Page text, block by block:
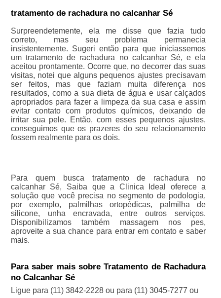
tratamento de rachadura no calcanhar Sé
Surpreendetemente, ela me disse que fazia tudo
correto, mas seu problema permanecia
insistentemente. Sugeri então para que iniciassemos
um tratamento de rachadura no calcanhar Sé, e ela
aceitou prontamente. Ocorre que, no decorrer das suas
visitas, notei que alguns pequenos ajustes precisavam
ser feitos, mas que faziam muita diferença nos
resultados, como a sua dieta de água e usar calçados
apropriados para fazer a limpeza da sua casa e assim
evitar contato com produtos químicos, deixando de
irritar sua pele. Então, com esses pequenos ajustes,
conseguimos que os prazeres do seu relacionamento
fossem realmente para os dois.
Para quem busca tratamento de rachadura no
calcanhar Sé, Saiba que a Clinica Ideal oferece a
solução que você precisa no segmento de podologia,
por exemplo, palmilhas ortopédicas, palmilha de
silicone, unha encravada, entre outros serviços.
Disponibilizamos também massagem nos pes,
aproveite a sua chance para entrar em contato e saber
mais.
Para saber mais sobre Tratamento de Rachadura
no Calcanhar Sé
Ligue para (11) 3842-2228ou para (11) 3045-7277 ou